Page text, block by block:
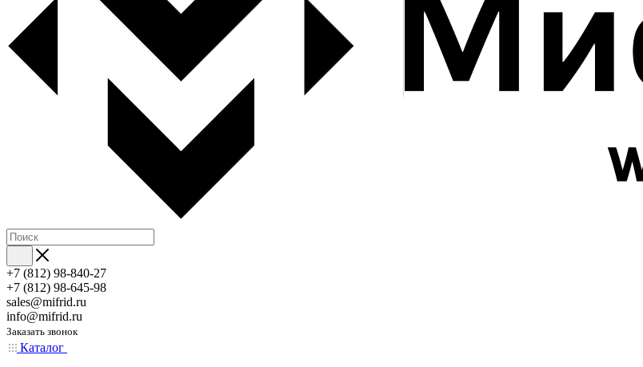
+7 (812) 98-840-27
+7 (812) 98-645-98
sales@mifrid.ru
info@mifrid.ru
Заказать звонок
Каталог